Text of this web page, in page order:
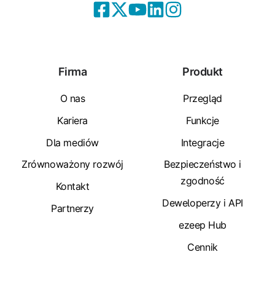
Firma
O nas
Kariera
Dla mediów
Zrównoważony rozwój
Kontakt
Partnerzy
Produkt
Przegląd
Funkcje
Integracje
Bezpieczeństwo i
zgodność
Deweloperzy i API
ezeep Hub
Cennik